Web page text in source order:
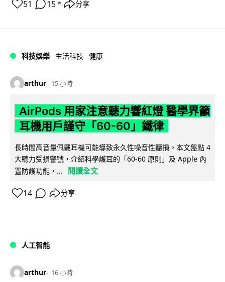
51 15 ↗ 分享
科技娛樂 生活科技 健康
arthur 15 小時
AirPods 用家注意聽力響紅燈 醫學界籲
耳機用戶謹守「60-60」鐵律
長時間高音量佩戴耳機可能導致永久性噪音性聽損。本文盤點 4
大聽力受損警號，介紹科學護耳的「60-60 原則」及 Apple 內
置防護功能，...
閱讀全文
14 分享
人工智能
arthur 16 小時